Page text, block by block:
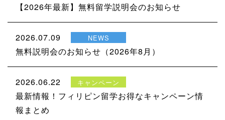
【2026年最新】無料留学説明会のお知らせ
2026.07.09 NEWS
無料説明会のお知らせ（2026年8月）
2026.06.22 キャンペーン
最新情報！フィリピン留学お得なキャンペーン情
報まとめ